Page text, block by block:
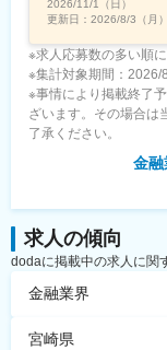
2026/11/1（日）
更新日： 2026/8/3（月）
※求人応募数の多い順
※集計対象期間：2026/
※事情により掲載終了
ざいます。その場合は
了承ください。
金融
求人の傾向
dodaに掲載中の求人に関
金融業界
宮崎県